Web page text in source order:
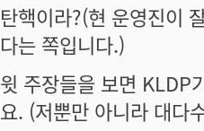
탄핵이라?(현 운영진이
다는 쪽입니다.)
윗 주장들을 보면 KLDP
요. (저뿐만 아니라 대다